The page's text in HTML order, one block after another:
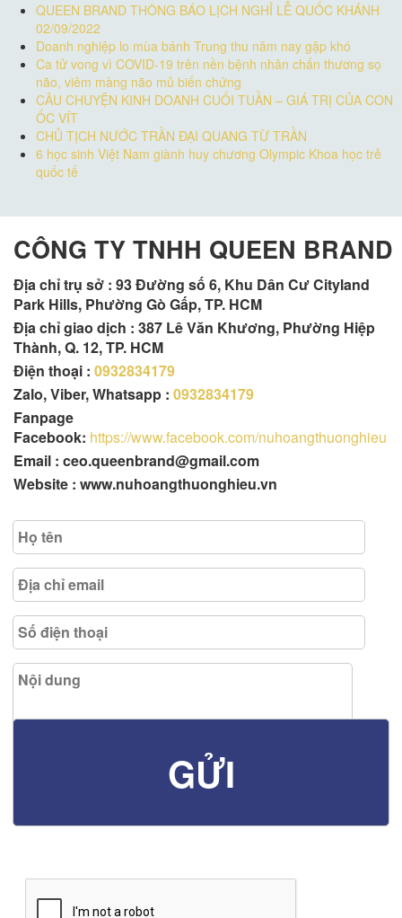
QUEEN BRAND THÔNG BÁO LỊCH NGHỈ LỄ QUỐC KHÁNH
02/09/2022
Doanh nghiệp lo mùa bánh Trung thu năm nay gặp khó
Ca tử vong vì COVID-19 trên nền bệnh nhân chấn thương sọ
não, viêm màng não mủ biến chứng
CÂU CHUYỆN KINH DOANH CUỐI TUẦN – GIÁ TRỊ CỦA CON
ỐC VÍT
CHỦ TỊCH NƯỚC TRẦN ĐẠI QUANG TỪ TRẦN
6 học sinh Việt Nam giành huy chương Olympic Khoa học trẻ
quốc tế
CÔNG TY TNHH QUEEN BRAND
Địa chỉ trụ sở : 93 Đường số 6, Khu Dân Cư Cityland
Park Hills, Phường Gò Gấp, TP. HCM
Địa chỉ giao dịch : 387 Lê Văn Khương, Phường Hiệp
Thành, Q. 12, TP. HCM
Điện thoại : 0932834179
Zalo, Viber, Whatsapp : 0932834179
Fanpage
Facebook: https://www.facebook.com/nuhoangthuonghieu
Email : ceo.queenbrand@gmail.com
Website : www.nuhoangthuonghieu.vn